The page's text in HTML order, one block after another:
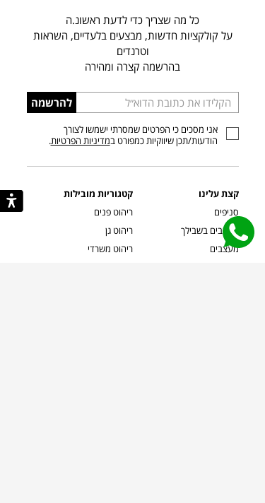
כל מה שצריך כדי לדעת ראשונ.ה
על קולקציות חדשות, מבצעים בלעדיים, השראות
וטרנדים
בהרשמה קצרה ומהירה
הכניסו
כתובת
דוא”ל
להרשמה
אני מסכים כי הפרטים שמסרתי ישמשו לצורך
הודעות/תכן שיווקיות כמפורט במדיניות הפרטיות.
קצת עלינו
סניפים
מעצבים בשבילך
מעצבים
קטגוריות מובילות
ריהוט פנים
ריהוט גן
ריהוט משרדי